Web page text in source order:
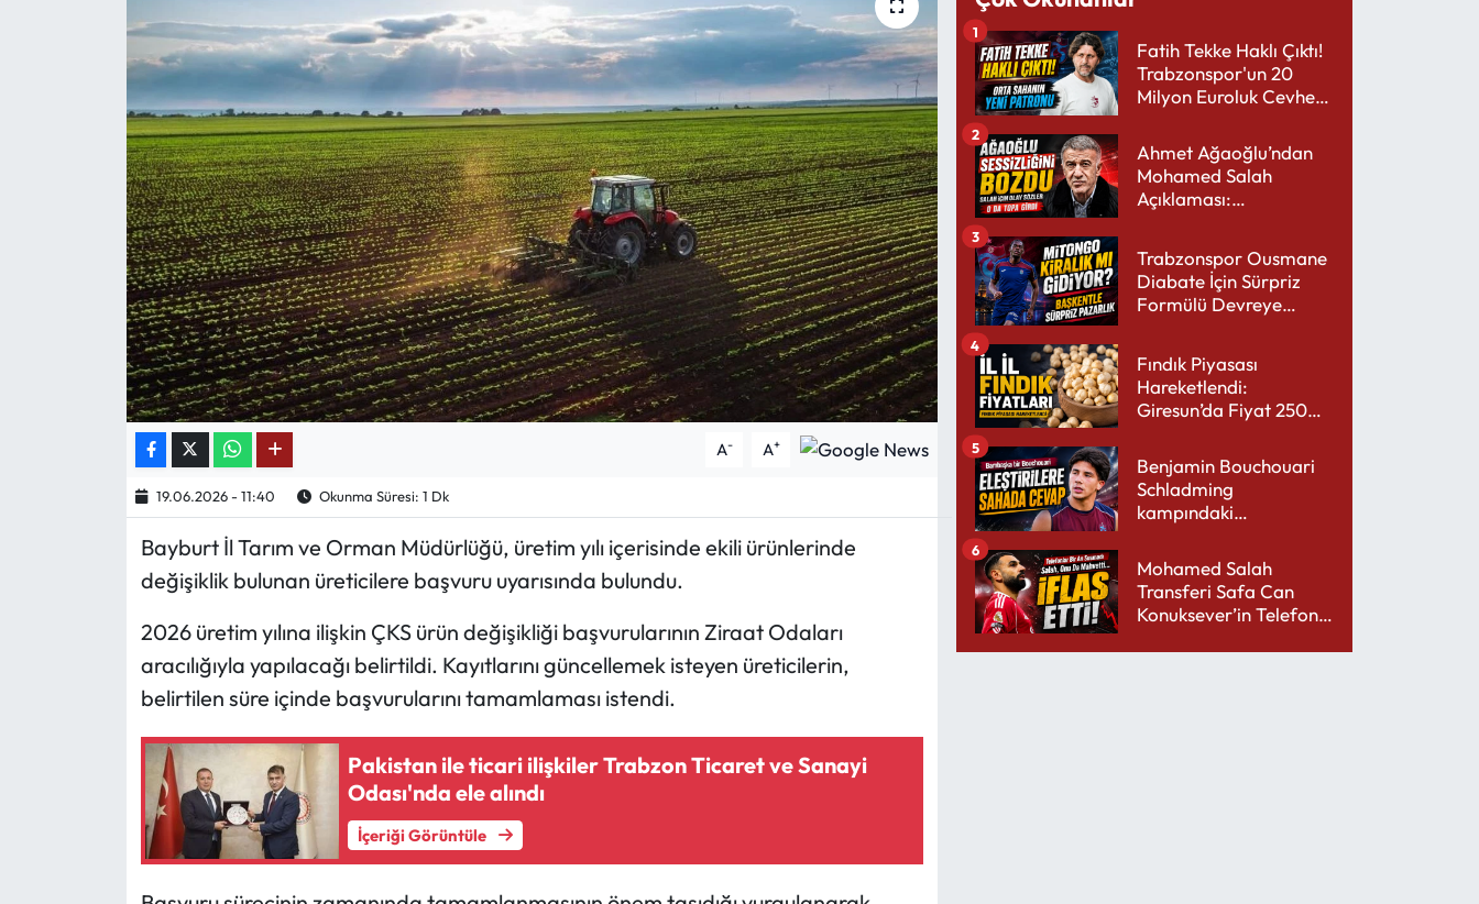
A- A+
19.06.2026 - 11:40 Okunma Süresi: 1 Dk
Bayburt İl Tarım ve Orman Müdürlüğü, üretim yılı içerisinde ekili ürünlerinde
değişiklik bulunan üreticilere başvuru uyarısında bulundu.
2026 üretim yılına ilişkin ÇKS ürün değişikliği başvurularının Ziraat Odaları
aracılığıyla yapılacağı belirtildi. Kayıtlarını güncellemek isteyen üreticilerin,
belirtilen süre içinde başvurularını tamamlaması istendi.
Pakistan ile ticari ilişkiler Trabzon Ticaret ve Sanayi
Odası'nda ele alındı
İçeriği Görüntüle
Fatih Tekke Haklı Çıktı!
Trabzonspor'un 20
Milyon Euroluk Cevheri
1
Ahmet Ağaoğlu’ndan
Mohamed Salah
Açıklaması:
2
Trabzonspor Ousmane
Diabate İçin Sürpriz
Formülü Devreye
3
Fındık Piyasası
Hareketlendi:
Giresun’da Fiyat 250
4
Benjamin Bouchouari
Schladming
kampındaki
5
Mohamed Salah
Transferi Safa Can
Konuksever’in Telefon
6
Mektup Galeri
Röportaj
Manşet
Köşe Yazıları
Karikatür Galeri
ASTROLOJİ
Spor Yazıları
Mektup Galeri